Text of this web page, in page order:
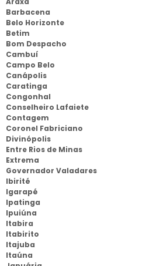
Barbacena
Belo Horizonte
Betim
Bom Despacho
Cambuí
Campo Belo
Canápolis
Caratinga
Congonhal
Conselheiro Lafaiete
Contagem
Coronel Fabriciano
Divinópolis
Entre Rios de Minas
Extrema
Governador Valadares
Ibirité
Igarapé
Ipatinga
Ipuiúna
Itabira
Itabirito
Itajuba
Itaúna